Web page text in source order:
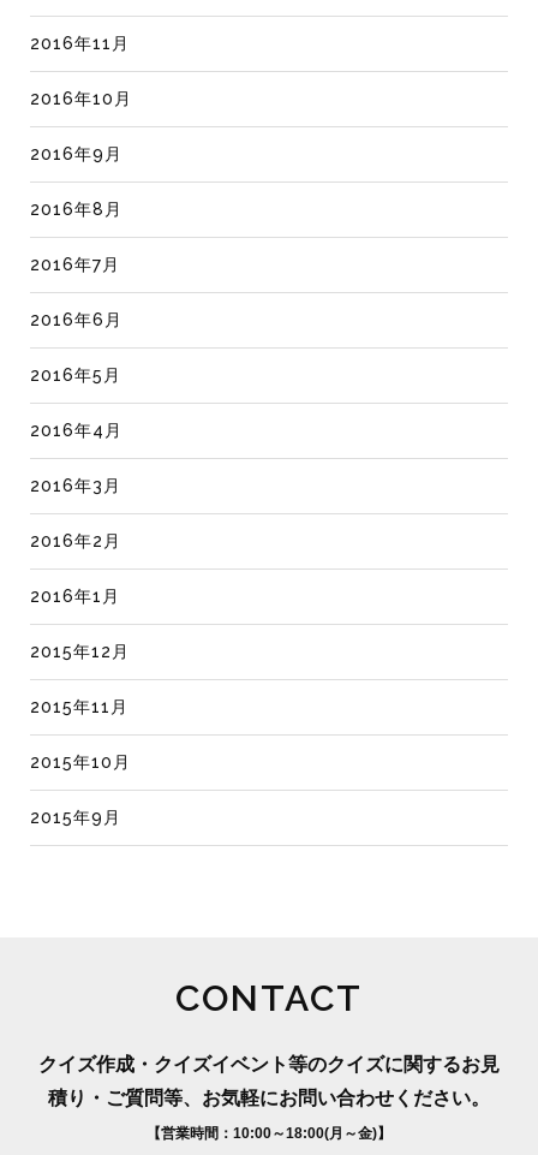
2016年11月
2016年10月
2016年9月
2016年8月
2016年7月
2016年6月
2016年5月
2016年4月
2016年3月
2016年2月
2016年1月
2015年12月
2015年11月
2015年10月
2015年9月
CONTACT
クイズ作成・クイズイベント等のクイズに関するお見
積り・ご質問等、お気軽にお問い合わせください。
【営業時間：10:00～18:00(月～金)】